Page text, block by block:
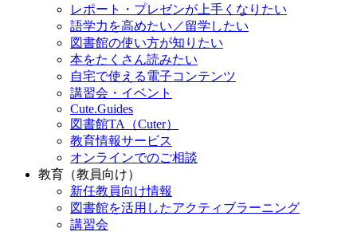
レポート・プレゼンが上手くなりたい
語学力を高めたい／留学したい
図書館の使い方が知りたい
本をたくさん読みたい
自宅で使える電子コンテンツ
講習会・イベント
Cute.Guides
図書館TA（Cuter）
教育情報サービス
オンラインでのご相談
教育（教員向け）
新任教員向け情報
図書館を活用したアクティブラーニング
講習会